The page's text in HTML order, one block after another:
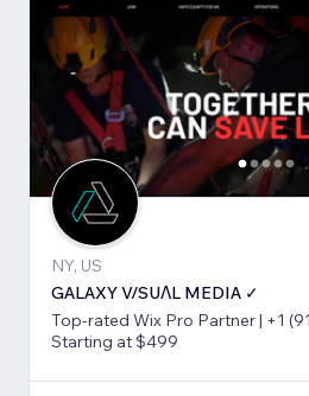
NY, US
GALAXY V/SUΛL MEDIA ✓
Top-rated Wix Pro Partner | +1
Starting at $499